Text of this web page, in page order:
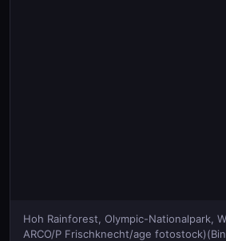
Hoh Rainforest, Olympic-Nationalpark,
ARCO/P Frischknecht/age